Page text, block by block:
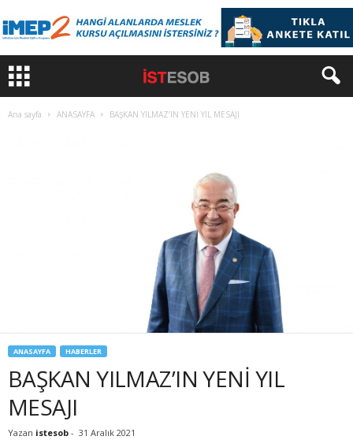
Ana sayfa ANASAYFA BAŞKAN YILMAZ’IN YENİ YIL MESAJI
ANASAYFA HABERLER
BAŞKAN YILMAZ’IN YENİ YIL
MESAJI
Yazan istesob - 31 Aralık 2021